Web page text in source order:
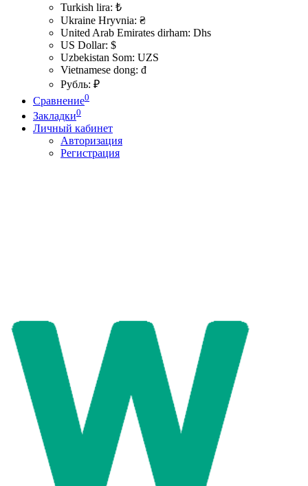
Turkish lira: ₺
Ukraine Hryvnia: ₴
United Arab Emirates dirham: Dhs
US Dollar: $
Uzbekistan Som: UZS
Vietnamese dong: đ
Рубль: ₽
Сравнение0
Закладки0
Личный кабинет
Авторизация
Регистрация